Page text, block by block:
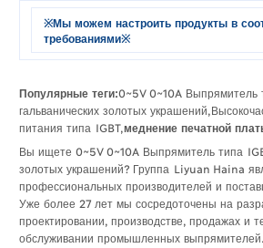
※Мы можем настроить продукты в
требованиями※
Популярные теги:0~5V 0~10A Выпрямитель
гальванических золотых
питания типа IGBT, меднение печатной
Вы ищете 0~5V 0~10A Выпрямитель типа
золотых украшений? Группа Liyuan Haina
профессиональных производителей и
Уже более 27 лет мы сосредоточены на
проектировании, производстве, продажах и
обслуживании промышленных